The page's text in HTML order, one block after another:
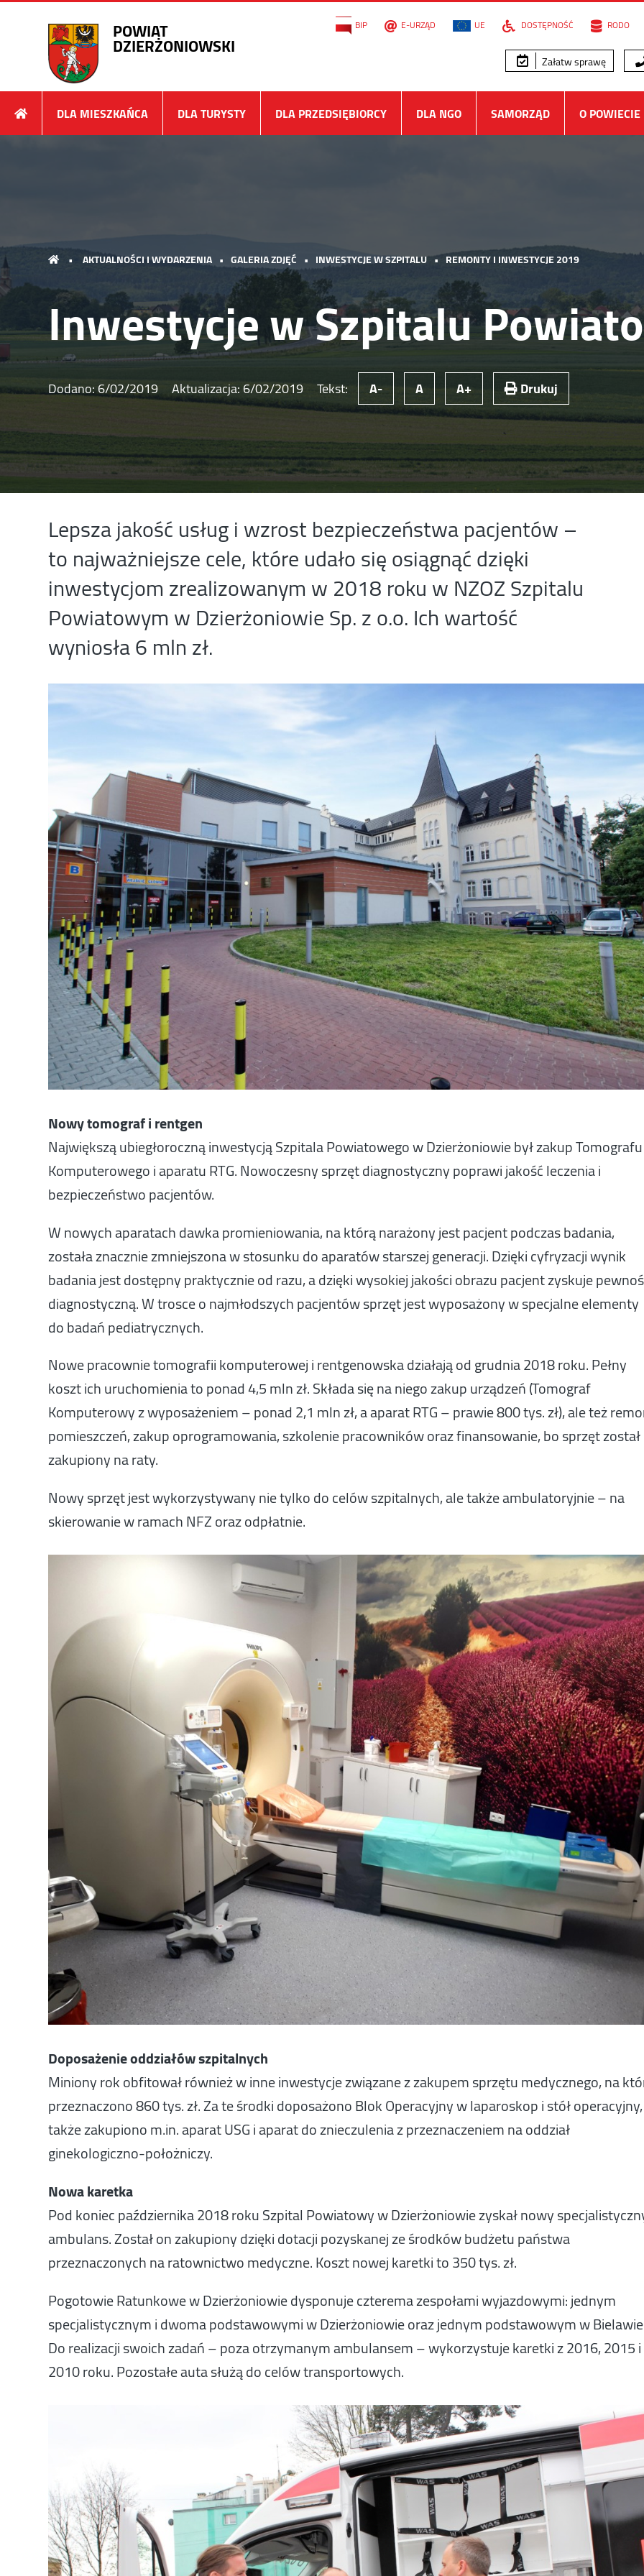
POWIAT
DZIERŻONIOWSKI
BIP E-URZĄD UE DOSTĘPNOŚĆ RODO
Załatw sprawę
DLA MIESZKAŃCA DLA TURYSTY DLA PRZEDSIĘBIORCY DLA NGO SAMORZĄD O POWIECIE
• AKTUALNOŚCI I WYDARZENIA • GALERIA ZDJĘĆ • INWESTYCJE W SZPITALU • REMONTY I INWESTYCJE 2019
Inwestycje w Szpitalu
Dodano:6/02/2019 Aktualizacja:6/02/2019 Tekst: A- A A+ Drukuj
Lepsza jakość usług i wzrost bezpieczeństwa pacjentów –
to najważniejsze cele, które udało się osiągnąć dzięki
inwestycjom zrealizowanym w 2018 roku w NZOZ Szpitalu
Powiatowym w Dzierżoniowie Sp. z o.o. Ich wartość
wyniosła 6 mln zł.
Nowy tomograf i rentgen
Największą ubiegłoroczną inwestycją Szpitala Powiatowego w Dzierżoniowie był zakup Tomografu
Komputerowego i aparatu RTG. Nowoczesny sprzęt diagnostyczny poprawi jakość leczenia i
bezpieczeństwo pacjentów.
W nowych aparatach dawka promieniowania, na którą narażony jest pacjent podczas badania,
została znacznie zmniejszona w stosunku do aparatów starszej generacji. Dzięki cyfryzacji wynik
badania jest dostępny praktycznie od razu, a dzięki wysokiej jakości obrazu pacjent zyskuje
diagnostyczną. W trosce o najmłodszych pacjentów sprzęt jest wyposażony w specjalne elementy
do badań pediatrycznych.
Nowe pracownie tomografii komputerowej i rentgenowska działają od grudnia 2018 roku. Pełny
koszt ich uruchomienia to ponad 4,5 mln zł. Składa się na niego zakup urządzeń (Tomograf
Komputerowy z wyposażeniem – ponad 2,1 mln zł, a aparat RTG – prawie 800 tys. zł), ale też
pomieszczeń, zakup oprogramowania, szkolenie pracowników oraz finansowanie, bo sprzęt został
zakupiony na raty.
Nowy sprzęt jest wykorzystywany nie tylko do celów szpitalnych, ale także ambulatoryjnie – na
skierowanie w ramach NFZ oraz odpłatnie.
Doposażenie oddziałów szpitalnych
Miniony rok obfitował również w inne inwestycje związane z zakupem sprzętu medycznego, na
przeznaczono 860 tys. zł. Za te środki doposażono Blok Operacyjny w laparoskop i stół
także zakupiono m.in. aparat USG i aparat do znieczulenia z przeznaczeniem na oddział
ginekologiczno-położniczy.
Nowa karetka
Pod koniec października 2018 roku Szpital Powiatowy w Dzierżoniowie zyskał nowy
ambulans. Został on zakupiony dzięki dotacji pozyskanej ze środków budżetu państwa
przeznaczonych na ratownictwo medyczne. Koszt nowej karetki to 350 tys. zł.
Pogotowie Ratunkowe w Dzierżoniowie dysponuje czterema zespołami wyjazdowymi: jednym
specjalistycznym i dwoma podstawowymi w Dzierżoniowie oraz jednym podstawowym w
Do realizacji swoich zadań – poza otrzymanym ambulansem – wykorzystuje karetki z 2016, 2015 i
2010 roku. Pozostałe auta służą do celów transportowych.